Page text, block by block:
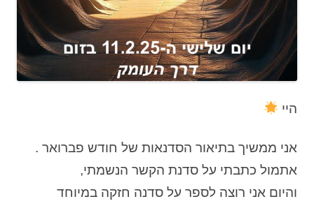
היי
אני ממשיך בתיאור הסדנאות של חודש פברואר .
אתמול כתבתי על סדנת הקשר הנשמתי,
והיום אני רוצה לספר על סדנה חזקה במיוחד